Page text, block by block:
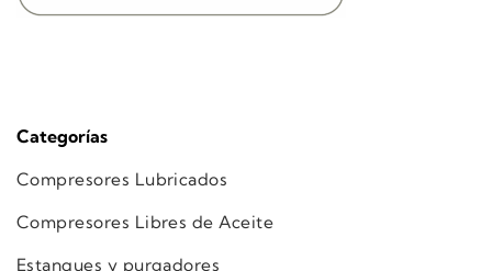
Categorías
Compresores Lubricados
Compresores Libres de Aceite
Estanques y purgadores